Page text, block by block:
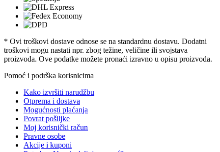
* Ovi troškovi dostave odnose se na standardnu ​​dostavu. Dodatni
troškovi mogu nastati npr. zbog težine, veličine ili svojstava
proizvoda. Ove podatke možete pronaći izravno u opisu proizvoda.
Pomoć i podrška korisnicima
Kako izvršiti narudžbu
Otprema i dostava
Mogućnosti plaćanja
Povrat pošiljke
Moj korisnički račun
Pravne osobe
Akcije i kuponi